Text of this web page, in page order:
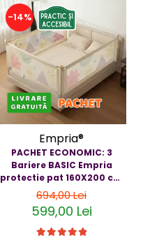
-14%
Empria®
PACHET ECONOMIC: 3
Bariere BASIC Empria
protectie pat 160X200 cm
+ bara stabilizatoare
694,00 Lei
599,00 Lei